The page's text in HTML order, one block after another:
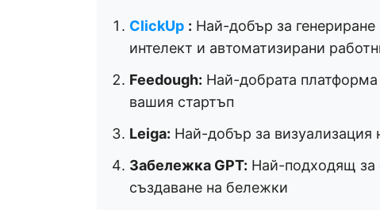
ClickUp : Най-добър за
интелект и автоматизирани
Feedough: Най-добрата платформа
вашия стартъп
Leiga: Най-добър за визуализация
Забележка GPT: Най-подходящ
създаване на бележки